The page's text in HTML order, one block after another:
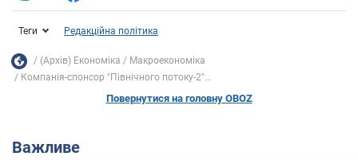
Теги Редакційна політика
(Архів) Економіка
Mакроекономіка
Компанія-спонсор "Північного потоку-2"...
Повернутися на головну OBOZ
Важливе